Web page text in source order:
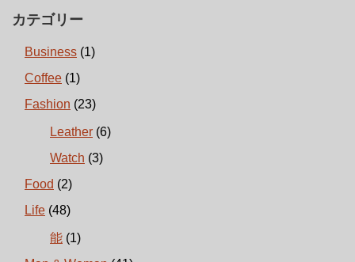
カテゴリー
Business (1)
Coffee (1)
Fashion (23)
Leather (6)
Watch (3)
Food (2)
Life (48)
能 (1)